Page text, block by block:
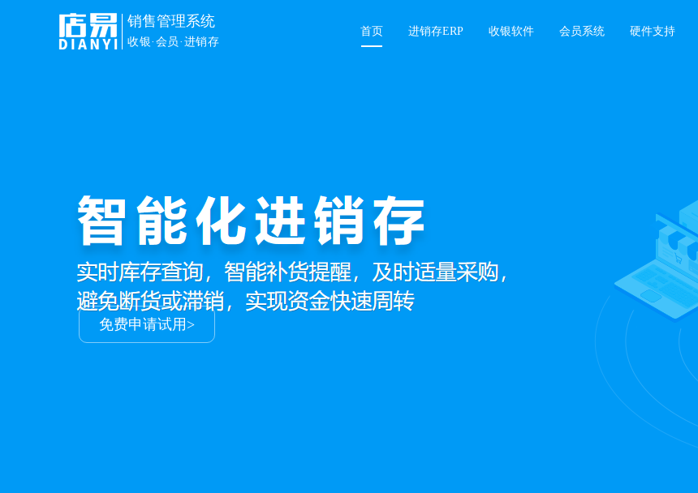
销售管理系统
收银·会员·进销存
首页 进销存ERP 收银软件 会员系统 硬件支持
免费申请试用>
免费申请试用>